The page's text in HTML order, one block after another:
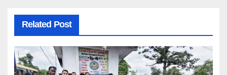
Related Post